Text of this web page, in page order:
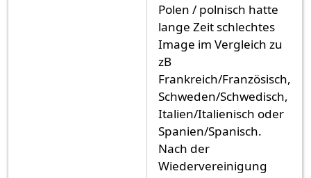
Polen / polnisch hatte
lange Zeit schlechtes
Image im Vergleich zu
zB
Frankreich/Französisch,
Schweden/Schwedisch,
Italien/Italienisch oder
Spanien/Spanisch.
Nach der
Wiedervereinigung